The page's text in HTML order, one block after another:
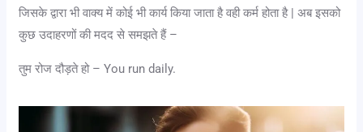
जिसके द्वारा भी वाक्य में कोई भी कार्य किया जाता है वही कर्म होता है | अब इसको
कुछ उदाहरणों की मदद से समझते हैं –
तुम रोज दौड़ते हो – You run daily.